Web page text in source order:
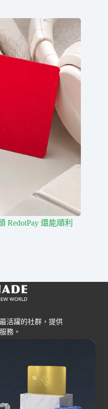
RedotPay 還能順利
活躍的社群，提供
務。
交易所
Bybit